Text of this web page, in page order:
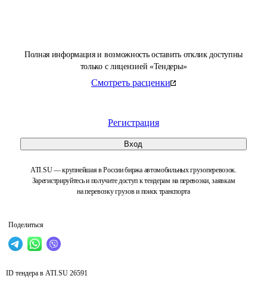
Полная информация и возможность оставить отклик доступны
только с лицензией «Тендеры»
Смотреть расценки
Регистрация
Вход
ATI.SU — крупнейшая в России биржа автомобильных грузоперевозок.
Зарегистрируйтесь и получите доступ к тендерам на перевозки, заявкам
на перевозку грузов и поиск транспорта
Поделиться
ID тендера в ATI.SU 26591